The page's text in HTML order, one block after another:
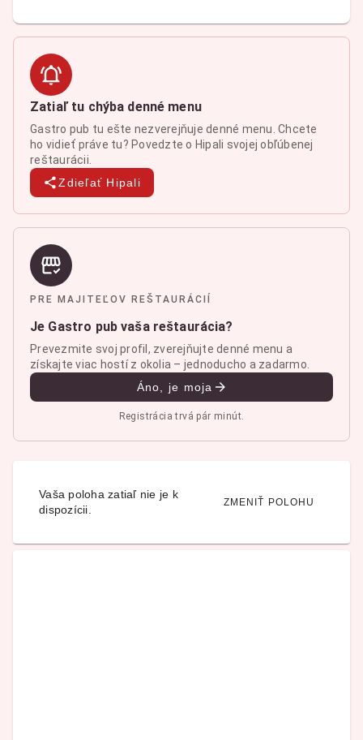
Zatiaľ tu chýba denné menu
Gastro pub tu ešte nezverejňuje denné menu. Chcete
ho vidieť práve tu? Povedzte o Hipali svojej obľúbenej
reštaurácii.
Zdieľať Hipali
PRE MAJITEĽOV REŠTAURÁCIÍ
Je Gastro pub vaša reštaurácia?
Prevezmite svoj profil, zverejňujte denné menu a
získajte viac hostí z okolia – jednoducho a zadarmo.
Áno, je moja
Registrácia trvá pár minút.
Vaša poloha zatiaľ nie je k
dispozícii.
ZMENIŤ POLOHU